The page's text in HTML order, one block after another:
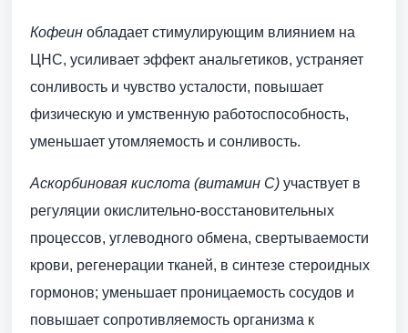
Кофеин обладает стимулирующим влиянием на
ЦНС, усиливает эффект анальгетиков, устраняет
сонливость и чувство усталости, повышает
физическую и умственную работоспособность,
уменьшает утомляемость и сонливость.
Аскорбиновая кислота (витамин С) участвует в
регуляции окислительно-восстановительных
процессов, углеводного обмена, свертываемости
крови, регенерации тканей, в синтезе стероидных
гормонов; уменьшает проницаемость сосудов и
повышает сопротивляемость организма к